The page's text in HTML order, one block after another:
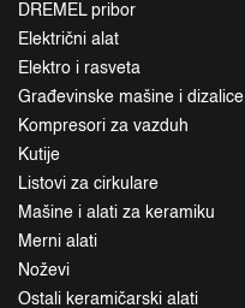
DREMEL pribor
Električni alat
Elektro i rasveta
Građevinske mašine i dizalice
Kompresori za vazduh
Kutije
Listovi za cirkulare
Mašine i alati za keramiku
Merni alati
Noževi
Ostali keramičarski alati